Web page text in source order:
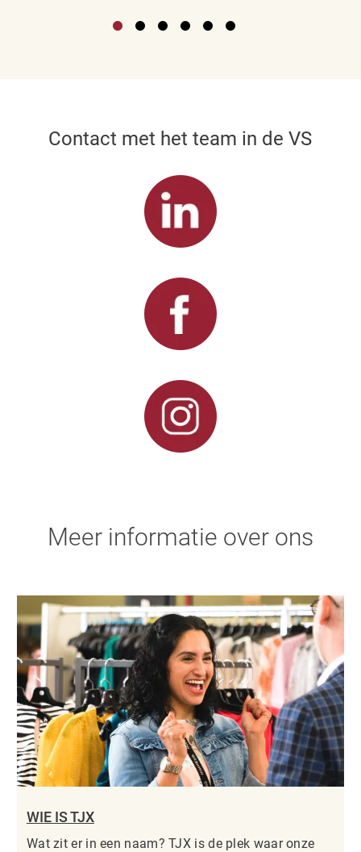
Contact met het team in de VS
Meer informatie over ons
WIE IS TJX
Wat zit er in een naam? TJX is de plek waar onze